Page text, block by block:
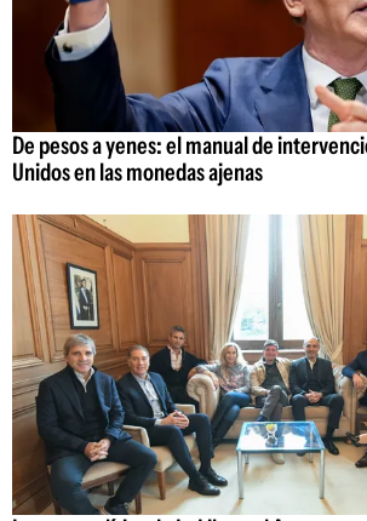
De pesos a yenes: el manual de
Unidos en las monedas ajenas